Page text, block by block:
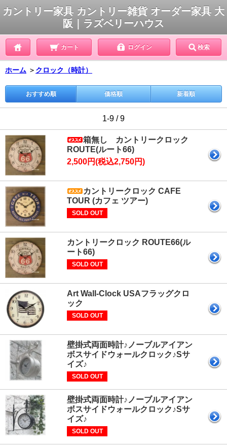
カントリー家具 カントリー雑貨 オーダー家具 大
阪｜ラズベリーハウス
カート ログイン 検索
ホーム ＞ クロック（時計）
おすすめ順 価格順 新着順
1-9 / 9
箱無し カントリークロック
ROUTE(ルート66)
2,500円(税込2,750円)
カントリークロック CAFE
TOUR (カフェ ツアー)
SOLD OUT
カントリークロック ROUTE66(ル
ート66)
SOLD OUT
Art Wall-Clock USAフラッグクロ
ック
SOLD OUT
壁掛式両面時計♪ノーブルアイアン
ボスサイドウォールクロック♪Sサ
イズ♪
SOLD OUT
壁掛式両面時計♪ノーブルアイアン
ボスサイドウォールクロック♪Sサ
イズ♪
SOLD OUT